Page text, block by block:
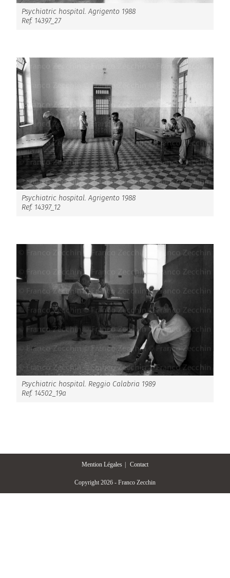
Psychiatric hospital. Agrigento 1988
Ref. 14397_27
Psychiatric hospital. Agrigento 1988
Ref. 14397_12
Psychiatric hospital. Reggio Calabria 1989
Ref. 14502_19a
Mention Légales Contact
Copyright 2026 - Franco Zecchin